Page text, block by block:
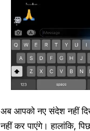
अब आपको नए संदेश नहीं
नहीं कर पाएंगे। हालांकि,